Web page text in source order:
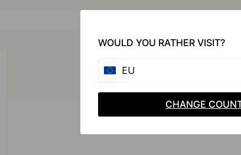
Køb sammen
WOULD YOU RATHER VISIT?
EU
CHANGE